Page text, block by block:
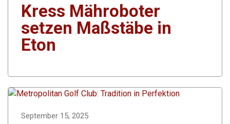
Kress Mähroboter
setzen Maßstäbe in
Eton
September 15, 2025